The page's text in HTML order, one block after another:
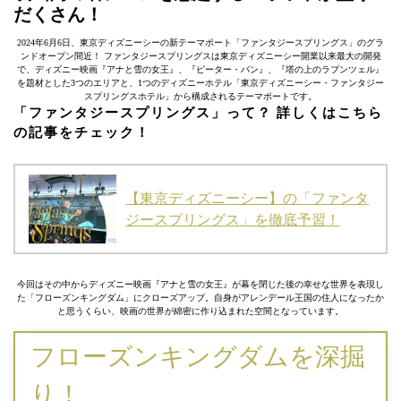
だくさん！
2024年6月6日、東京ディズニーシーの新テーマポート「ファンタジースプリングス」のグラ
ンドオープン間近！ ファンタジースプリングスは東京ディズニーシー開業以来最大の開発
で、ディズニー映画『アナと雪の女王』、『ピーター・パン』、『塔の上のラプンツェル』
を題材とした3つのエリアと、1つのディズニーホテル「東京ディズニーシー・ファンタジー
スプリングスホテル」から構成されるテーマポートです。
「ファンタジースプリングス」って？ 詳しくはこちら
の記事をチェック！
【東京ディズニーシー】の「ファンタ
ジースプリングス」を徹底予習！
今回はその中からディズニー映画『アナと雪の女王』が幕を閉じた後の幸せな世界を表現し
た「フローズンキングダム」にクローズアップ。自身がアレンデール王国の住人になったか
と思うくらい、映画の世界が綿密に作り込まれた空間となっています。
フローズンキングダムを深掘
り！